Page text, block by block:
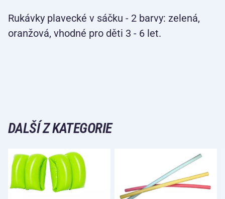
Rukávky plavecké v sáčku - 2 barvy: zelená,
oranžová, vhodné pro děti 3 - 6 let.
DALŠÍ Z KATEGORIE